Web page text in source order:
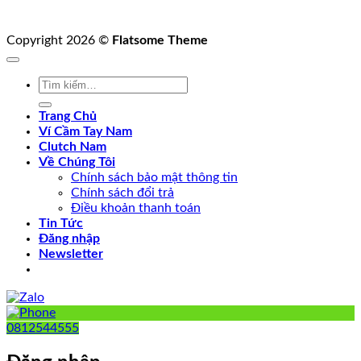
Copyright 2026 © Flatsome Theme
Tìm
Trang Chủ
Ví Cầm Tay Nam
Clutch Nam
Về Chúng Tôi
Chính sách bảo mật thông tin
Chính sách đổi trả
Điều khoản thanh toán
Tin Tức
Đăng nhập
Newsletter
0812544555